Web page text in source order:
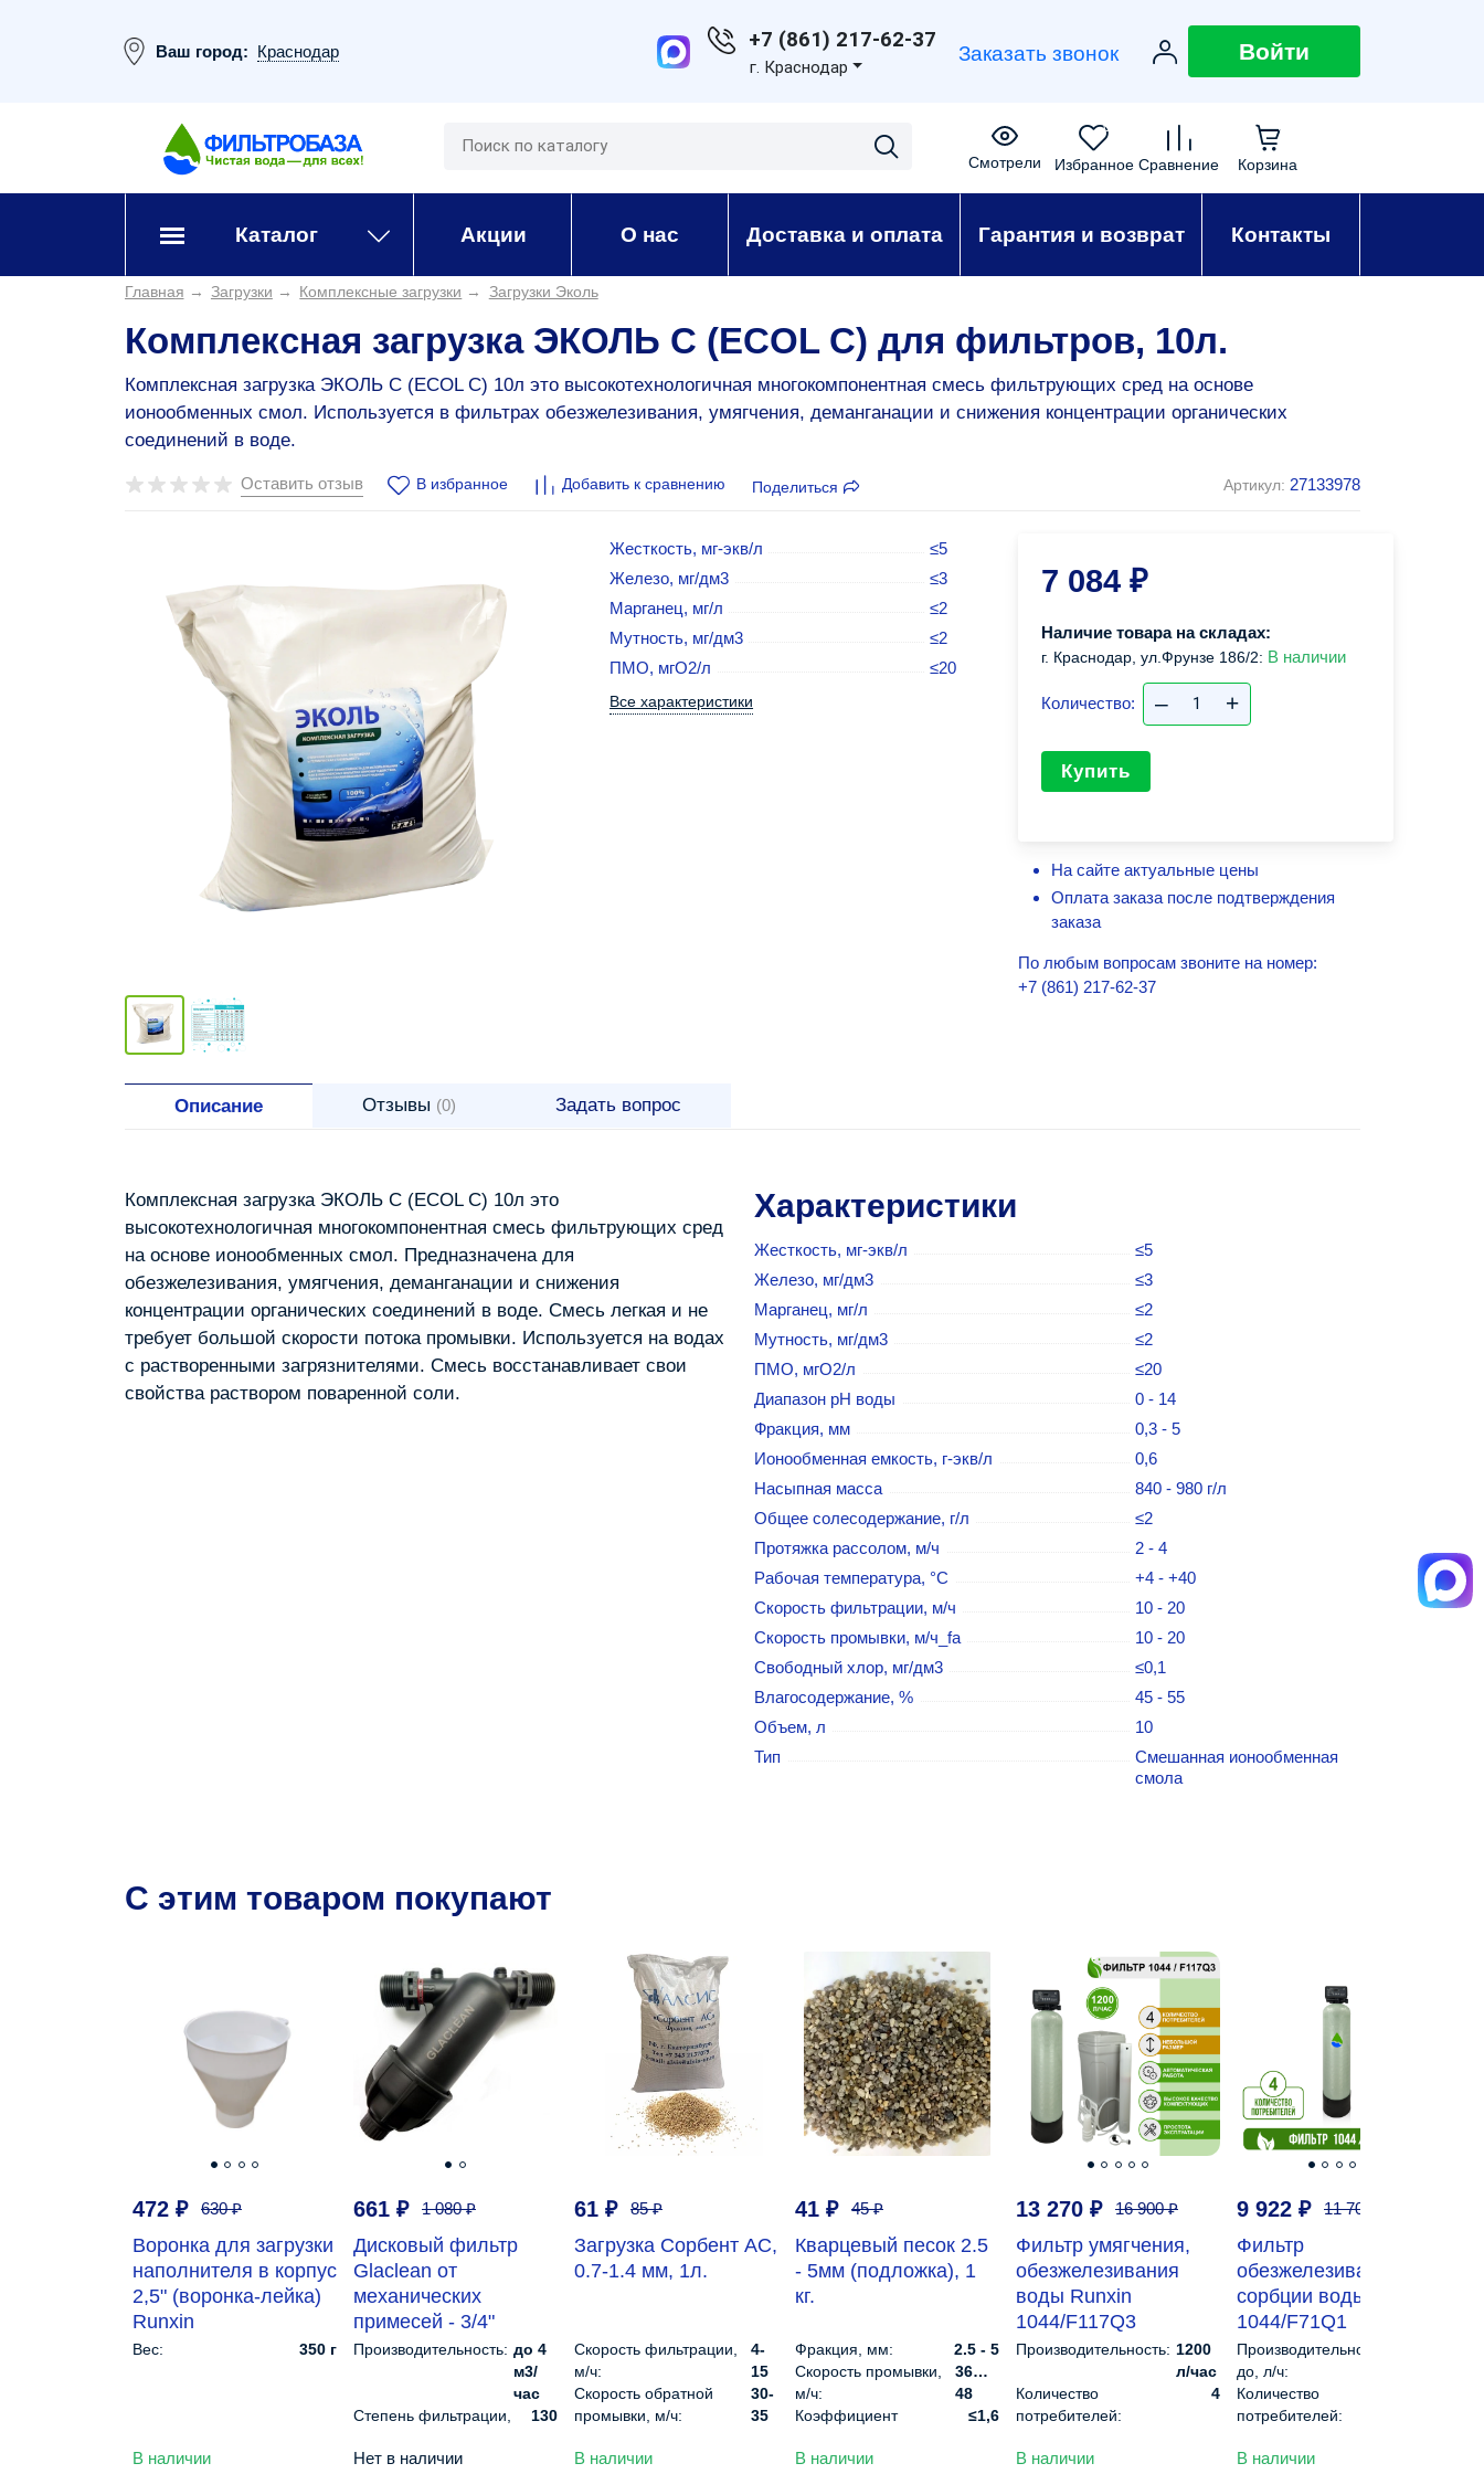
Ваш город: Краснодар +7 (861) 217-62-37
г. Краснодар
Заказать звонок Войти
Смотрели
0
Избранное Сравнение
0
Корзина
Каталог Акции О нас Доставка и оплата Гарантия и возврат Контакты
Главная → Загрузки → Комплексные загрузки → Загрузки Эколь
Комплексная загрузка ЭКОЛЬ С (ECOL C) для фильтров, 10л.
Комплексная загрузка ЭКОЛЬ С (ECOL C) 10л это высокотехнологичная многокомпонентная смесь фильтрующих сред на основе
ионообменных смол. Используется в фильтрах обезжелезивания, умягчения, деманганации и снижения концентрации органических
соединений в воде.
Оставить отзыв В избранное Добавить к сравнению Поделиться Артикул: 27133978
Жесткость, мг-экв/л
≤5
Железо, мг/дм3
≤3
Марганец, мг/л
≤2
Мутность, мг/дм3
≤2
ПМО, мгO2/л
≤20
Все характеристики
7 084 ₽
Наличие товара на складах:
г. Краснодар, ул.Фрунзе 186/2: В наличии
Количество: – +
Купить
На сайте актуальные цены
Оплата заказа после подтверждения
заказа
По любым вопросам звоните на номер:
+7 (861) 217-62-37
Описание Отзывы (0) Задать вопрос
Комплексная загрузка ЭКОЛЬ С (ECOL C) 10л это
высокотехнологичная многокомпонентная смесь фильтрующих сред
на основе ионообменных смол. Предназначена для
обезжелезивания, умягчения, деманганации и снижения
концентрации органических соединений в воде. Смесь легкая и не
требует большой скорости потока промывки. Используется на водах
с растворенными загрязнителями. Смесь восстанавливает свои
свойства раствором поваренной соли.
Характеристики
Жесткость, мг-экв/л
≤5
Железо, мг/дм3
≤3
Марганец, мг/л
≤2
Мутность, мг/дм3
≤2
ПМО, мгO2/л
≤20
Диапазон рН воды
0 - 14
Фракция, мм
0,3 - 5
Ионообменная емкость, г-экв/л
0,6
Насыпная масса
840 - 980 г/л
Общее солесодержание, г/л
≤2
Протяжка рассолом, м/ч
2 - 4
Рабочая температура, °C
+4 - +40
Скорость фильтрации, м/ч
10 - 20
Скорость промывки, м/ч_fa
10 - 20
Свободный хлор, мг/дм3
≤0,1
Влагосодержание, %
45 - 55
Объем, л
10
Тип
Cмешанная ионообменная
смола
C этим товаром покупают
472 ₽ 630₽
Воронка для загрузки
наполнителя в корпус
2,5" (воронка-лейка)
Runxin
Вес: 350 г
В наличии
661 ₽ 1 080₽
Дисковый фильтр
Glaclean от
механических
примесей - 3/4"
Производительность: до 4
м3/
час
Степень фильтрации,
130
Рабочая
Нет в наличии
61 ₽ 85₽
Загрузка Сорбент АС,
0.7-1.4 мм, 1л.
Скорость фильтрации,
м/ч:
4-
15
Скорость обратной
промывки, м/ч:
30-
35
Диапазон pH:
В наличии
41 ₽ 45₽
Кварцевый песок 2.5
- 5мм (подложка), 1
кг.
Фракция, мм:
2.5 - 5
Скорость промывки,
м/ч:
36…
48
Коэффициент
≤1,6
Плотность, г/см3:
В наличии
13 270 ₽ 16 900₽
Фильтр умягчения,
обезжелезивания
воды Runxin
1044/F117Q3
Производительность: 1200
л/час
Количество
потребителей:
4
Управление:
Автоматическое
В наличии
9 922 ₽ 11 700
Фильтр
обезжелезивания,
сорбции воды Runxin
1044/F71Q1
Производительность
до, л/ч:
Количество
потребителей:
Управление:
В наличии